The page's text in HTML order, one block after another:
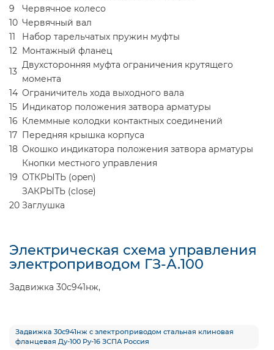
9
Червячное колесо
10 Червячный вал
11
Набор тарельчатых пружин муфты
12 Монтажный фланец
13
Двухсторонняя муфта ограничения крутящего
момента
14 Ограничитель хода выходного вала
15 Индикатор положения затвора арматуры
16 Клеммные колодки контактных соединений
17 Передняя крышка корпуса
18 Окошко индикатора положения затвора арматуры
19
Кнопки местного управления
ОТКРЫТЬ (open)
ЗАКРЫТЬ (close)
20 Заглушка
Электрическая схема управления
электроприводом ГЗ-А.100
Задвижка 30с941нж,
Задвижка 30с941нж с электроприводом стальная клиновая
фланцевая Ду-100 Ру-16 ЗСПА Россия